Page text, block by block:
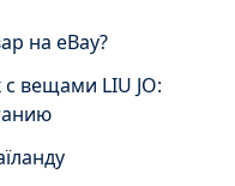
на eBay?
вещами LIU JO: